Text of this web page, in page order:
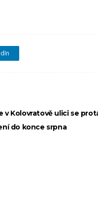
v Kolovratově ulici se
do konce srpna